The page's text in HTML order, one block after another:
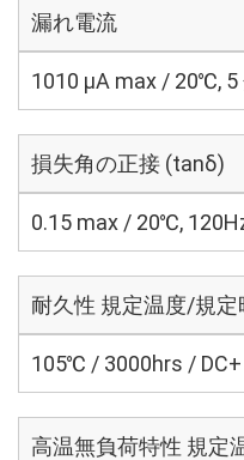
漏れ電流
1010 μA max / 20℃, 5
損失角の正接 (tanδ)
0.15 max / 20℃,
耐久性 規定温度/規
105℃ / 3000hrs /
高温無負荷特性 規定